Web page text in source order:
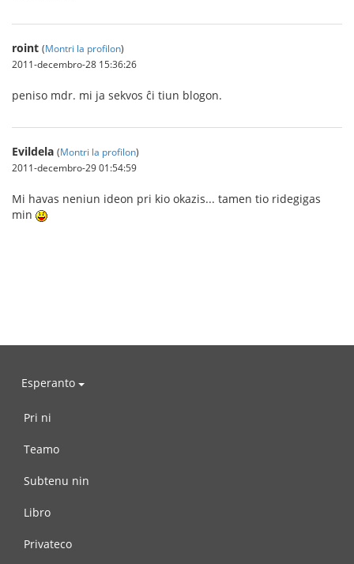
roint (Montri la profilon)
2011-decembro-28 15:36:26
peniso mdr. mi ja sekvos ĉi tiun blogon.
Evildela (Montri la profilon)
2011-decembro-29 01:54:59
Mi havas neniun ideon pri kio okazis... tamen tio ridegigas
min
Esperanto
Pri ni
Teamo
Subtenu nin
Libro
Privateco